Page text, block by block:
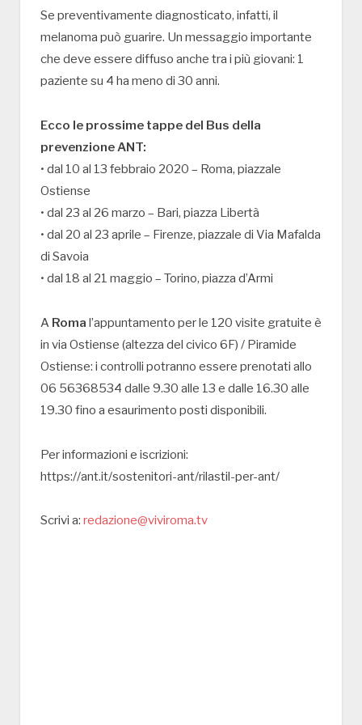
Se preventivamente diagnosticato, infatti, il
melanoma può guarire. Un messaggio importante
che deve essere diffuso anche tra i più giovani: 1
paziente su 4 ha meno di 30 anni.
Ecco le prossime tappe del Bus della
prevenzione ANT:
• dal 10 al 13 febbraio 2020 – Roma, piazzale
Ostiense
• dal 23 al 26 marzo – Bari, piazza Libertà
• dal 20 al 23 aprile – Firenze, piazzale di Via Mafalda
di Savoia
• dal 18 al 21 maggio – Torino, piazza d’Armi
A Roma l’appuntamento per le 120 visite gratuite è
in via Ostiense (altezza del civico 6F) / Piramide
Ostiense: i controlli potranno essere prenotati allo
06 56368534 dalle 9.30 alle 13 e dalle 16.30 alle
19.30 fino a esaurimento posti disponibili.
Per informazioni e iscrizioni:
https://ant.it/sostenitori-ant/rilastil-per-ant/
Scrivi a: redazione@viviroma.tv